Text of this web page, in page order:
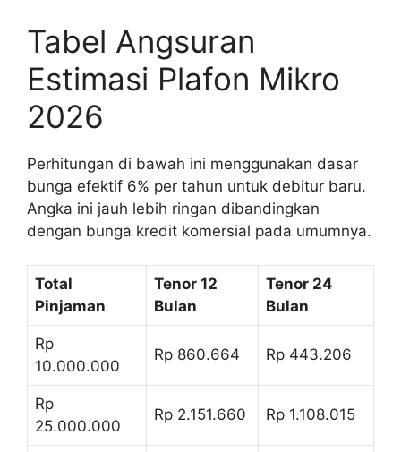
Tabel Angsuran
Estimasi Plafon Mikro
2026
Perhitungan di bawah ini menggunakan dasar
bunga efektif 6% per tahun untuk debitur baru.
Angka ini jauh lebih ringan dibandingkan
dengan bunga kredit komersial pada umumnya.
Total
Pinjaman
Tenor 12
Bulan
Tenor 24
Bulan
Rp
10.000.000
Rp 860.664 Rp 443.206
Rp
25.000.000
Rp 2.151.660 Rp 1.108.015